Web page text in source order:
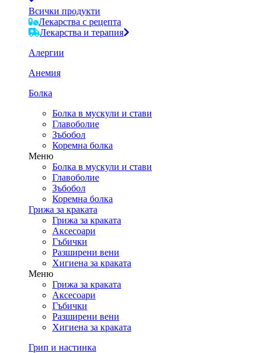
Всички продукти
Лекарства с рецепта
Лекарства и терапия
Алергии
Анемия
Болка
Болка в мускули и стави
Главоболие
Зъбобол
Коремна болка
Меню
Болка в мускули и стави
Главоболие
Зъбобол
Коремна болка
Грижа за краката
Грижа за краката
Аксесоари
Гъбички
Разширени вени
Хигиена за краката
Меню
Грижа за краката
Аксесоари
Гъбички
Разширени вени
Хигиена за краката
Грип и настинка